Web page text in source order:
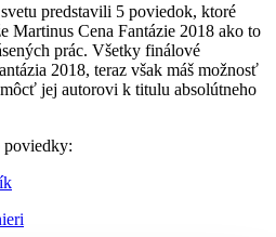
predstavili 5 poviedok, ktoré
Martinus Cena Fantázie 2018 ako to
prác. Všetky finálové
2018, teraz však máš možnosť
jej autorovi k titulu absolútneho
poviedky: